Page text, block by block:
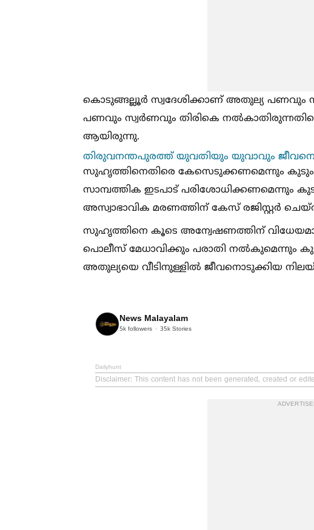
കൊടുങ്ങല്ലൂർ സ്വദേശിക്കാണ് അതുല്യ
പണവും സ്വർണവും തിരികെ
ആയിരുന്നു.
തിരുവനന്തപുരത്ത് യുവതിയും യുവാവും
സുഹൃത്തിനെതിരെ കേസെടുക്കണമെന്നും
സാമ്പത്തിക ഇടപാട് പരിശോധിക്കണമെന്നും
അസ്വാഭാവിക മരണത്തിന് കേസ് രജിസ്റ്റർ
സുഹൃത്തിനെ കൂടെ അന്വേഷണത്തിന്
പൊലീസ് മേധാവിക്കും പരാതി നല്‍കുമെന്നും
അതുല്യയെ വീടിനുള്ളില്‍ ജീവനൊടുക്കിയ
News Malayalam
5k followers 35k Stories
Dailyhunt
Disclaimer: This content has not been generated, created or